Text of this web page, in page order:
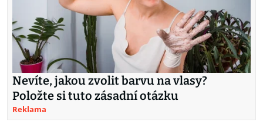
Nevíte, jakou zvolit barvu na vlasy?
Položte si tuto zásadní otázku
Reklama